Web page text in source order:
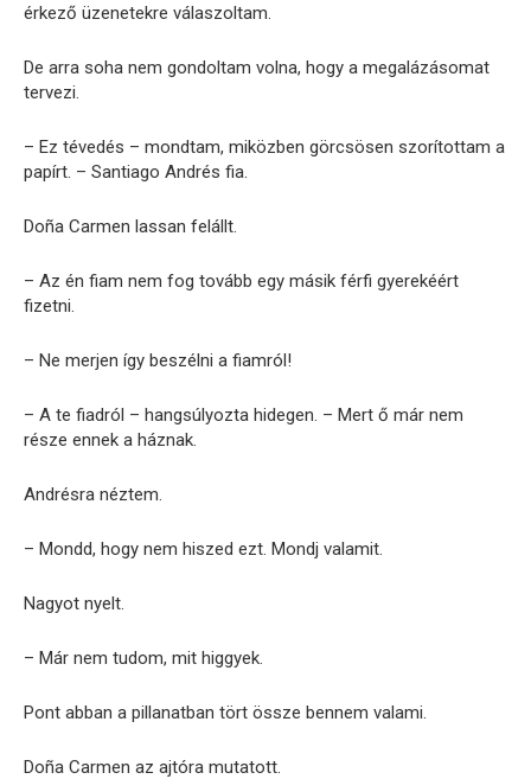
érkező üzenetekre válaszoltam.
De arra soha nem gondoltam volna, hogy a megalázásomat
tervezi.
– Ez tévedés – mondtam, miközben görcsösen szorítottam a
papírt. – Santiago Andrés fia.
Doña Carmen lassan felállt.
– Az én fiam nem fog tovább egy másik férfi gyerekéért
fizetni.
– Ne merjen így beszélni a fiamról!
– A te fiadról – hangsúlyozta hidegen. – Mert ő már nem
része ennek a háznak.
Andrésra néztem.
– Mondd, hogy nem hiszed ezt. Mondj valamit.
Nagyot nyelt.
– Már nem tudom, mit higgyek.
Pont abban a pillanatban tört össze bennem valami.
Doña Carmen az ajtóra mutatott.